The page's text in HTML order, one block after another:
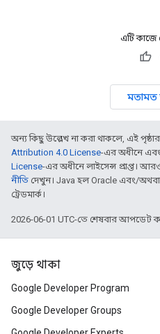
এটি কাজে
মতামত
অন্য কিছু উল্লেখ না করা থাকলে, এই পৃষ্ঠার
Attribution 4.0 License-এর অধীনে
License-এর অধীনে লাইসেন্স প্রাপ্ত।
নীতি দেখুন। Java হল Oracle এবং/অথবা
ট্রেডমার্ক।
2026-06-01 UTC-তে শেষবার আপডেট
জুড়ে থাকা
Google Developer Program
Google Developer Groups